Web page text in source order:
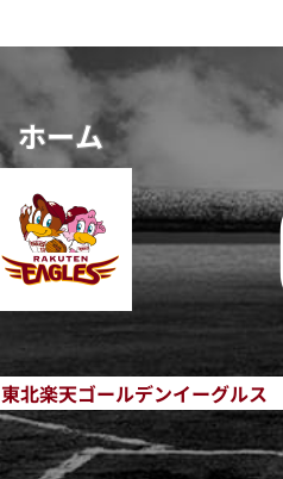
ホーム
東北楽天ゴールデンイーグルス